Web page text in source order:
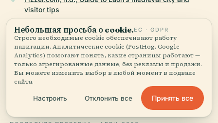
visitor tips
Triplyzer.com, n.d., Things to do in Laon including the
Tour Penchée
Musée du Patrimoine, n.d., Heritage site details
Небольшая просьба о cookie.ЕС · GDPR
Строго необходимые cookie обеспечивают работу
навигации. Аналитические cookie (PostHog, Google
Analytics) помогают понять, какие страницы работают —
только агрегированные данные, без рекламы и продажи.
Вы можете изменить выбор в любой момент в подвале
сайта.
Настроить Отклонить все Принять все